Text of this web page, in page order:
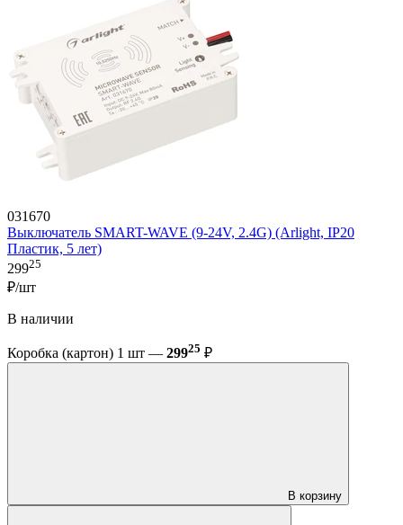
031670
Выключатель SMART-WAVE (9-24V, 2.4G) (Arlight, IP20
Пластик, 5 лет)
29925
₽/шт
В наличии
Коробка (картон) 1 шт — 29925 ₽
В корзину